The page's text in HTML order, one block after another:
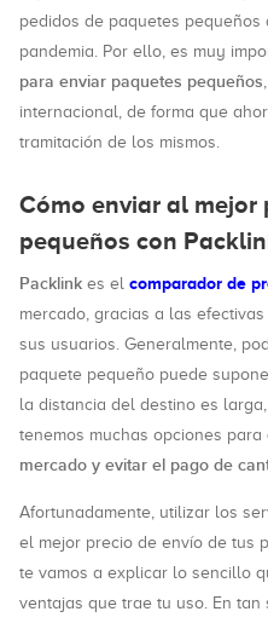
pedidos de paquetes pequeños
pandemia. Por ello, es muy
para enviar paquetes pequeños
internacional, de forma que
tramitación de los mismos.
Cómo enviar al mejor
pequeños con
Packlink es el comparador de
mercado, gracias a las
sus usuarios. Generalmente,
paquete pequeño puede
la distancia del destino es
tenemos muchas opciones para
mercado y evitar el pago de
Afortunadamente, utilizar los
el mejor precio de envío de tus
te vamos a explicar lo sencillo
ventajas que trae tu uso. En